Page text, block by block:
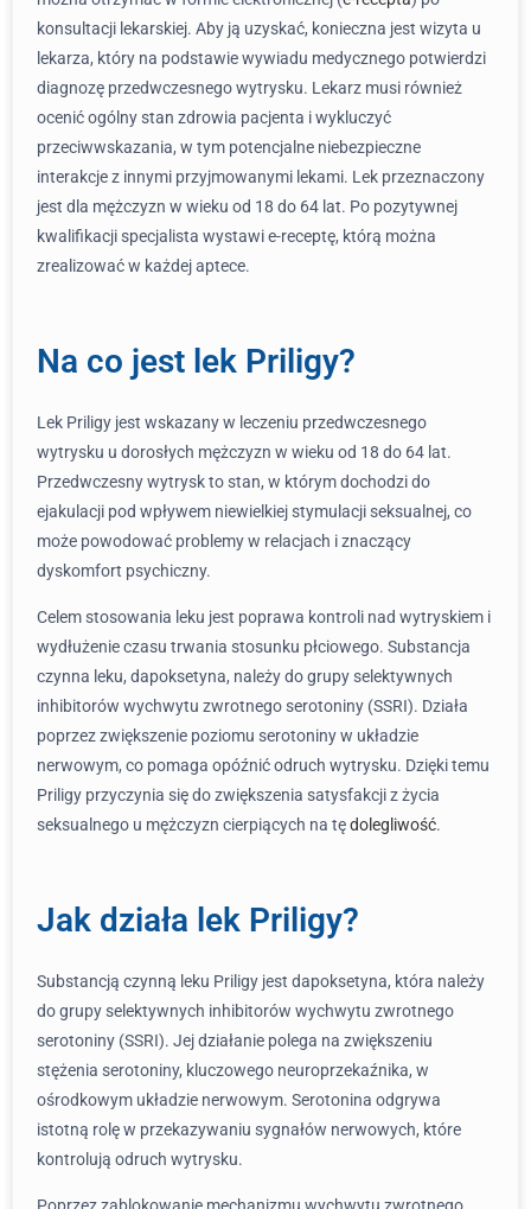
konsultacji lekarskiej. Aby ją uzyskać, konieczna jest wizyta u
lekarza, który na podstawie wywiadu medycznego potwierdzi
diagnozę przedwczesnego wytrysku. Lekarz musi również
ocenić ogólny stan zdrowia pacjenta i wykluczyć
przeciwwskazania, w tym potencjalne niebezpieczne
interakcje z innymi przyjmowanymi lekami. Lek przeznaczony
jest dla mężczyzn w wieku od 18 do 64 lat. Po pozytywnej
kwalifikacji specjalista wystawi e-receptę, którą można
zrealizować w każdej aptece.
Na co jest lek Priligy?
Lek Priligy jest wskazany w leczeniu przedwczesnego
wytrysku u dorosłych mężczyzn w wieku od 18 do 64 lat.
Przedwczesny wytrysk to stan, w którym dochodzi do
ejakulacji pod wpływem niewielkiej stymulacji seksualnej, co
może powodować problemy w relacjach i znaczący
dyskomfort psychiczny.
Celem stosowania leku jest poprawa kontroli nad wytryskiem i
wydłużenie czasu trwania stosunku płciowego. Substancja
czynna leku, dapoksetyna, należy do grupy selektywnych
inhibitorów wychwytu zwrotnego serotoniny (SSRI). Działa
poprzez zwiększenie poziomu serotoniny w układzie
nerwowym, co pomaga opóźnić odruch wytrysku. Dzięki temu
Priligy przyczynia się do zwiększenia satysfakcji z życia
seksualnego u mężczyzn cierpiących na tędolegliwość.
Jak działa lek Priligy?
Substancją czynną leku Priligy jest dapoksetyna, która należy
do grupy selektywnych inhibitorów wychwytu zwrotnego
serotoniny (SSRI). Jej działanie polega na zwiększeniu
stężenia serotoniny, kluczowego neuroprzekaźnika, w
ośrodkowym układzie nerwowym. Serotonina odgrywa
istotną rolę w przekazywaniu sygnałów nerwowych, które
kontrolują odruch wytrysku.